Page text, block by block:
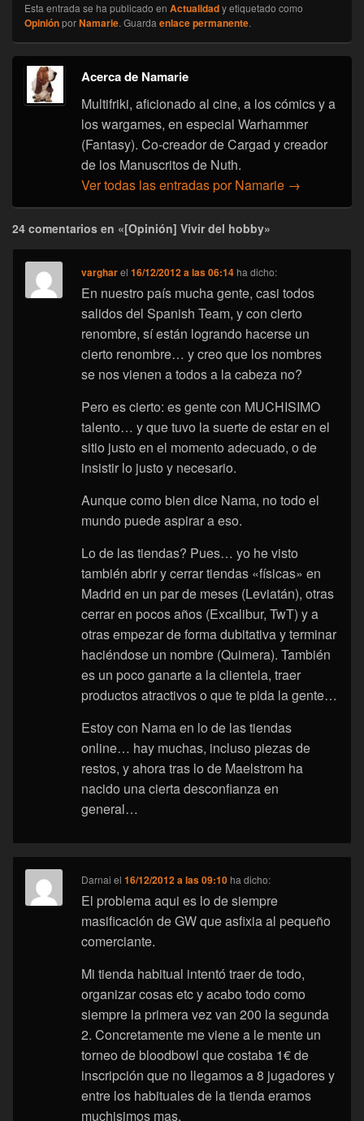
Esta entrada se ha publicado en Actualidady etiquetado como
OpiniónporNamarie. Guarda enlace permanente.
Acerca de Namarie
Multifriki, aficionado al cine, a los cómics y a
los wargames, en especial Warhammer
(Fantasy). Co-creador de Cargad y creador
de los Manuscritos de Nuth.
Ver todas las entradas por Namarie →
24 comentarios en «[Opinión] Vivir del hobby»
vargharel16/12/2012 a las 06:14 ha dicho:
En nuestro país mucha gente, casi todos
salidos del Spanish Team, y con cierto
renombre, sí están logrando hacerse un
cierto renombre… y creo que los nombres
se nos vienen a todos a la cabeza no?
Pero es cierto: es gente con MUCHISIMO
talento… y que tuvo la suerte de estar en el
sitio justo en el momento adecuado, o de
insistir lo justo y necesario.
Aunque como bien dice Nama, no todo el
mundo puede aspirar a eso.
Lo de las tiendas? Pues… yo he visto
también abrir y cerrar tiendas «físicas» en
Madrid en un par de meses (Leviatán), otras
cerrar en pocos años (Excalibur, TwT) y a
otras empezar de forma dubitativa y terminar
haciéndose un nombre (Quimera). También
es un poco ganarte a la clientela, traer
productos atractivos o que te pida la gente…
Estoy con Nama en lo de las tiendas
online… hay muchas, incluso piezas de
restos, y ahora tras lo de Maelstrom ha
nacido una cierta desconfianza en
general…
Darnai el16/12/2012 a las 09:10 ha dicho:
El problema aqui es lo de siempre
masificación de GW que asfixia al pequeño
comerciante.
Mi tienda habitual intentó traer de todo,
organizar cosas etc y acabo todo como
siempre la primera vez van 200 la segunda
2. Concretamente me viene a le mente un
torneo de bloodbowl que costaba 1€ de
inscripción que no llegamos a 8 jugadores y
entre los habituales de la tienda eramos
muchisimos mas.